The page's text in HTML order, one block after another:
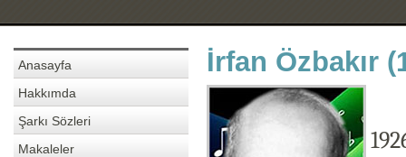
Anasayfa
Hakkımda
Şarkı Sözleri
Makaleler
İrfan Özbakır